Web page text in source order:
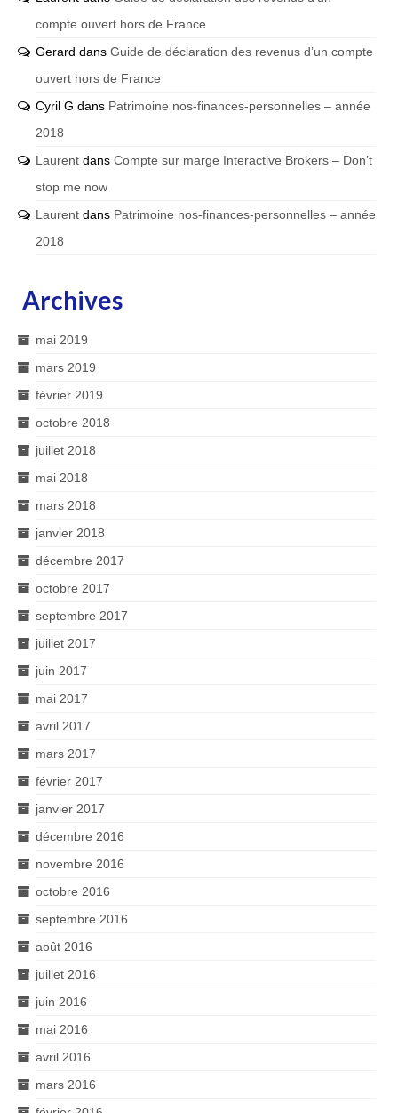
compte ouvert hors de France
Gerard dans Guide de déclaration des revenus d’un compte
ouvert hors de France
Cyril G dans Patrimoine nos-finances-personnelles – année
2018
Laurent dans Compte sur marge Interactive Brokers – Don’t
stop me now
Laurent dans Patrimoine nos-finances-personnelles – année
2018
Archives
mai 2019
mars 2019
février 2019
octobre 2018
juillet 2018
mai 2018
mars 2018
janvier 2018
décembre 2017
octobre 2017
septembre 2017
juillet 2017
juin 2017
mai 2017
avril 2017
mars 2017
février 2017
janvier 2017
décembre 2016
novembre 2016
octobre 2016
septembre 2016
août 2016
juillet 2016
juin 2016
mai 2016
avril 2016
mars 2016